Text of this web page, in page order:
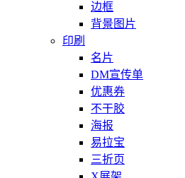
边框
背景图片
印刷
名片
DM宣传单
优惠券
不干胶
海报
易拉宝
三折页